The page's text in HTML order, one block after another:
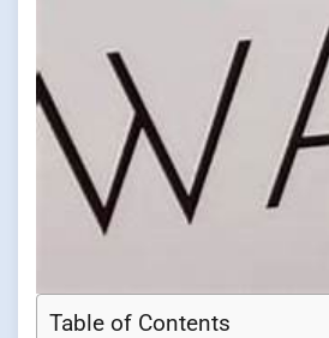
Table of Contents